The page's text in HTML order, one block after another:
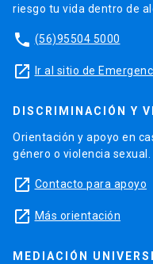
riesgo tu vida dentro de
phone (56)95504 5000
launch Ir al sitio de
DISCRIMINACIÓN Y
Orientación y apoyo en
género o violencia sexual.
launch Contacto para apoyo
launch Más orientación
MEDIACIÓN